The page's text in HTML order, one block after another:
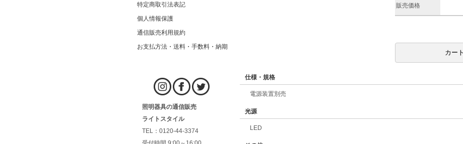
特定商取引法表記
個人情報保護
通信販売利用規約
お支払方法・送料・手数料・納期
照明器具の通信販売
ライトスタイル
TEL：0120-44-3374
販売価格
仕様・規格
電源装置別売
光源
LED